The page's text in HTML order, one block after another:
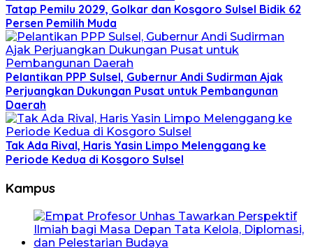
Tatap Pemilu 2029, Golkar dan Kosgoro Sulsel Bidik 62
Persen Pemilih Muda
Pelantikan PPP Sulsel, Gubernur Andi Sudirman Ajak
Perjuangkan Dukungan Pusat untuk Pembangunan
Daerah
Tak Ada Rival, Haris Yasin Limpo Melenggang ke
Periode Kedua di Kosgoro Sulsel
Kampus